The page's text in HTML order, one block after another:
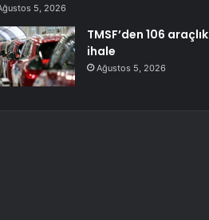
5, 2026
TMSF’den 106 araçlık
ihale
Ağustos 5, 2026